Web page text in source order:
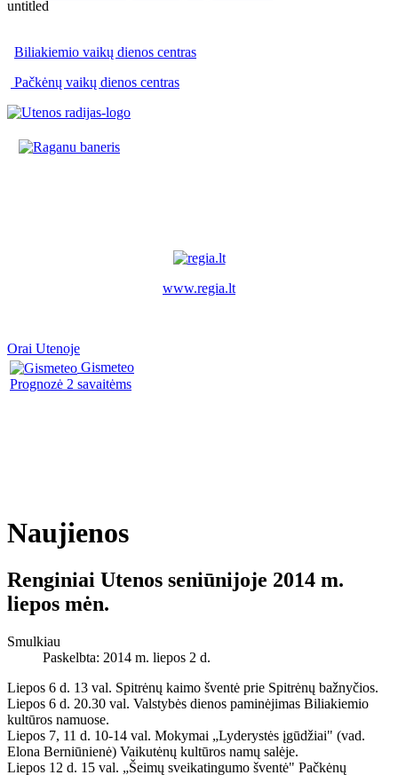
Biliakiemio vaikų dienos centras
Pačkėnų vaikų dienos centras
www.regia.lt
Orai Utenoje
Gismeteo
Prognozė 2 savaitėms
Naujienos
Renginiai Utenos seniūnijoje 2014 m.
liepos mėn.
Smulkiau
Paskelbta: 2014 m. liepos 2 d.
Liepos 6 d. 13 val. Spitrėnų kaimo šventė prie Spitrėnų bažnyčios.
Liepos 6 d. 20.30 val. Valstybės dienos paminėjimas Biliakiemio
kultūros namuose.
Liepos 7, 11 d. 10-14 val. Mokymai „Lyderystės įgūdžiai" (vad.
Elona Berniūnienė) Vaikutėnų kultūros namų salėje.
Liepos 12 d. 15 val. „Šeimų sveikatingumo šventė" Pačkėnų